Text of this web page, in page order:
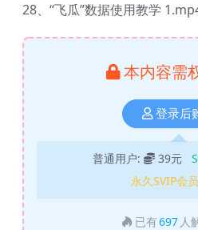
28、“飞瓜”数据使用教学
本内容需
登录后
普通用户: 39元
永久SVIP会
已有697 人